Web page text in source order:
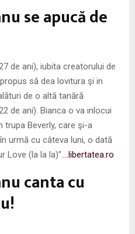
se apucă de
de ani), iubita creatorului de
să dea lovitura şi in
de o altă tanără
de ani). Bianca o va inlocui
trupa Beverly, care şi-a
urmă cu câteva luni, o dată
Love (la la la)”.
…libertatea.ro
canta cu